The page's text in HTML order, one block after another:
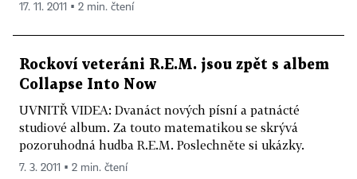
17. 11. 2011 ▪ 2 min. čtení
Rockoví veteráni R.E.M. jsou zpět s albem
Collapse Into Now
UVNITŘ VIDEA: Dvanáct nových písní a patnácté
studiové album. Za touto matematikou se skrývá
pozoruhodná hudba R.E.M. Poslechněte si ukázky.
7. 3. 2011 ▪ 2 min. čtení